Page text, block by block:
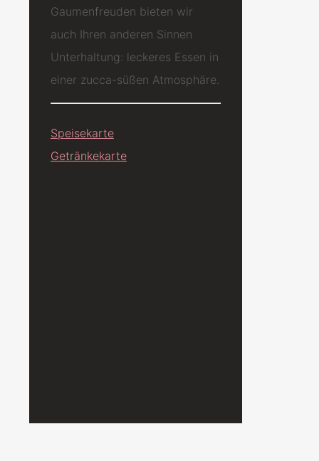
Gaumenfreuden bieten wir
auch Ihren anderen Sinnen
Unterhaltung: leckeres Essen in
einer zucca-süßen Atmosphäre.
Speisekarte
Getränkekarte